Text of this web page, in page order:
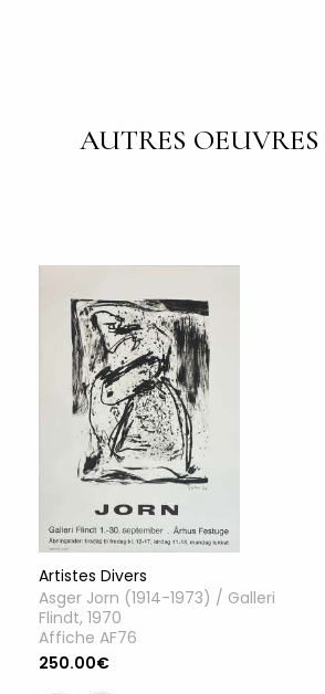
AUTRES
Artistes Divers
Asger Jorn (1914-1973) / Galleri
Flindt, 1970
Affiche AF76
250.00€